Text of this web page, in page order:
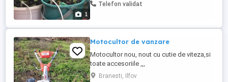
1
Telefon validat
Motocultor de vanzare
Motocultor nou, nout cu cutie de viteza,si
toate accesoriile ,,,
Branesti, Ilfov